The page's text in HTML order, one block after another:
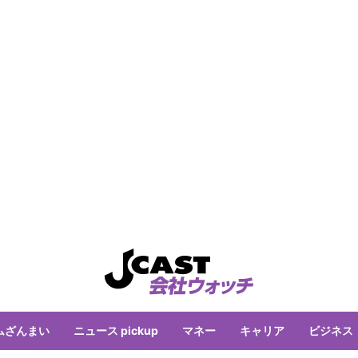
ざんまい ニュース pickup マネー キャリア ビジネス